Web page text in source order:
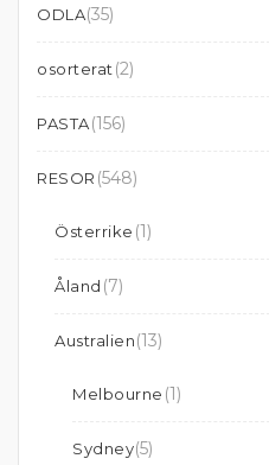
ODLA(35)
osorterat (2)
PASTA(156)
RESOR (548)
Österrike (1)
Åland (7)
Australien(13)
Melbourne (1)
Sydney(5)